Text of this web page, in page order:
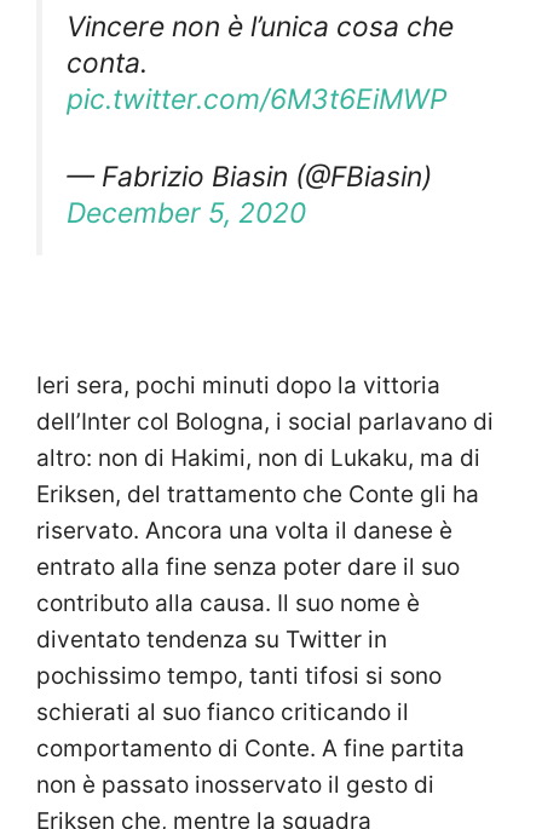
Vincere non è l’unica cosa che
conta.
pic.twitter.com/6M3t6EiMWP
— Fabrizio Biasin (@FBiasin)
December 5, 2020
Ieri sera, pochi minuti dopo la vittoria
dell’Inter col Bologna, i social parlavano di
altro: non di Hakimi, non di Lukaku, ma di
Eriksen, del trattamento che Conte gli ha
riservato. Ancora una volta il danese è
entrato alla fine senza poter dare il suo
contributo alla causa. Il suo nome è
diventato tendenza su Twitter in
pochissimo tempo, tanti tifosi si sono
schierati al suo fianco criticando il
comportamento di Conte. A fine partita
non è passato inosservato il gesto di
Eriksen che, mentre la squadra